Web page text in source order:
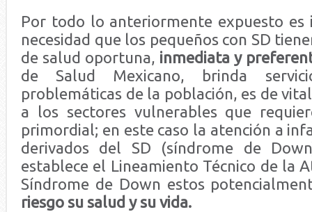
Por todo lo anteriormente expuesto
necesidad que los pequeños con SD
de salud oportuna, inmediata y
de Salud Mexicano, brinda
problemáticas de la población, es de
a los sectores vulnerables que
primordial; en este caso la atención a
derivados del SD (síndrome de
establece el Lineamiento Técnico de la
Síndrome de Down estos
riesgo su salud y su vida.